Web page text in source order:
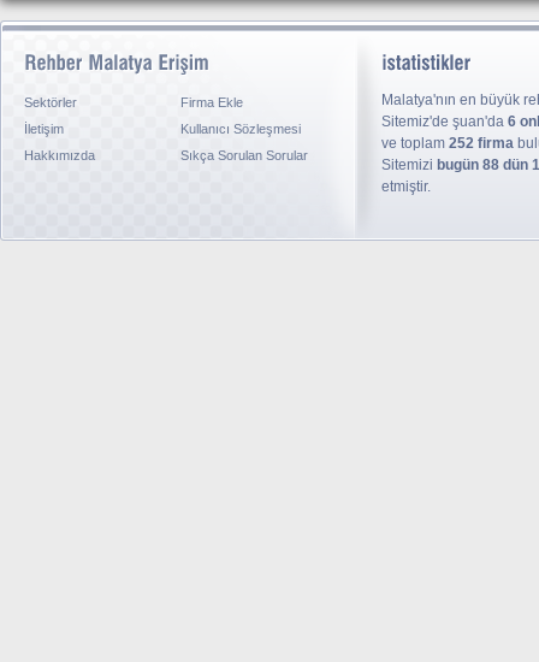
Sektörler
Firma Ekle
İletişim
Kullanıcı Sözleşmesi
Hakkımızda
Sıkça Sorulan Sorular
Malatya'nın en büyük
Sitemiz'de şuan'da 6
ve toplam 252 firma
Sitemizi bugün 88 dün
etmiştir.